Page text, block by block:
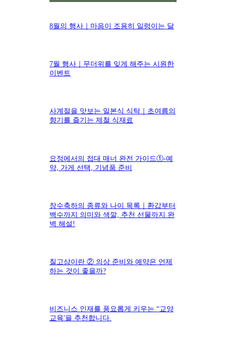
8월의 행사｜마음이 조용히 일렁이는 달
7월 행사｜무더위를 잊게 해주는 시원한
이벤트
사계절을 맛보는 일본식 식탁｜초여름의
향기를 즐기는 제철 식재료
요정에서의 접대 매너 완전 가이드①-예
약, 가게 선택, 기념품 준비
장수축하의 종류와 나이 목록｜환갑부터
백수까지 의미와 색깔, 추천 선물까지 완
벽 해설!
칠고삼이란 ② 의상 준비와 예약은 언제
하는 것이 좋을까?
비즈니스 인재를 풍요롭게 키우는 “교양
교육'을 추천합니다.